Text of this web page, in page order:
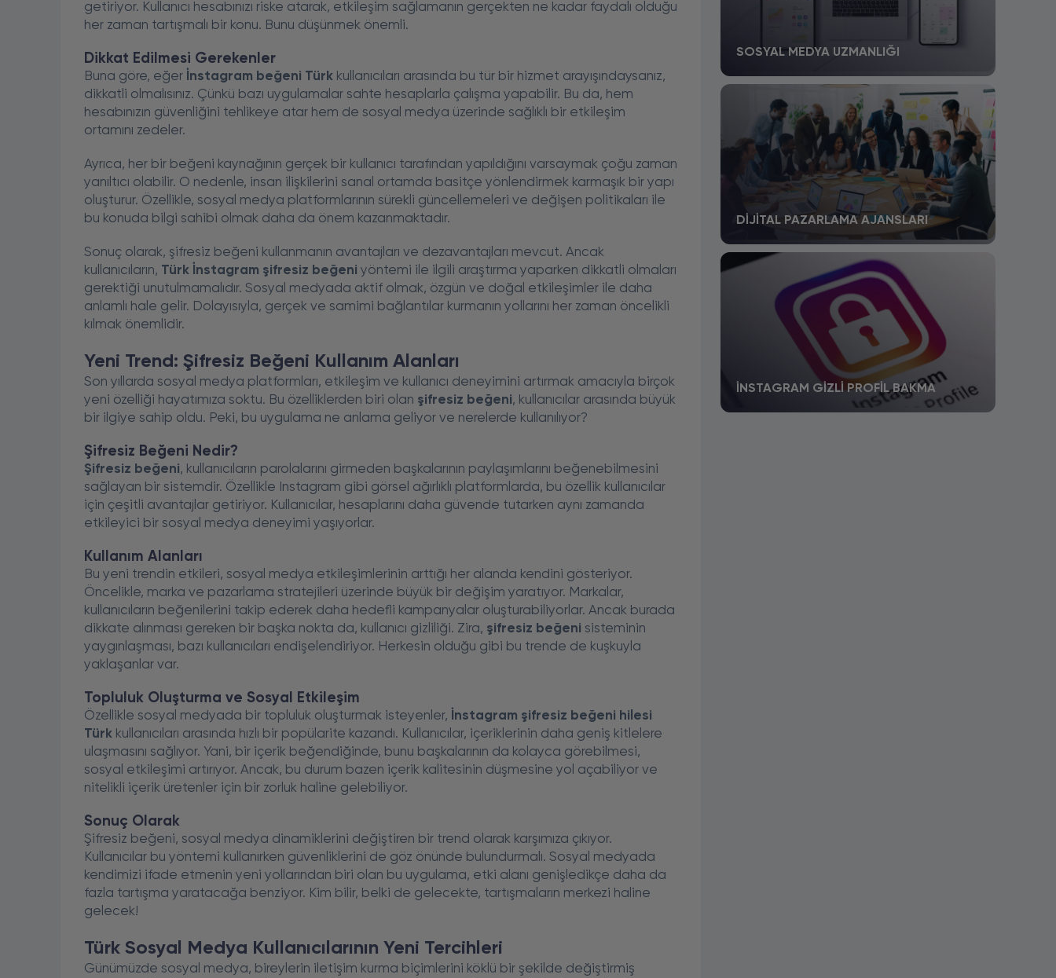
getiriyor. Kullanıcı hesabınızı riske atarak, etkileşim sağlamanın gerçekten ne kadar faydalı olduğu
her zaman tartışmalı bir konu. Bunu düşünmek önemli.
Dikkat Edilmesi Gerekenler
Buna göre, eğer İnstagram beğeni Türk kullanıcıları arasında bu tür bir hizmet arayışındaysanız,
dikkatli olmalısınız. Çünkü bazı uygulamalar sahte hesaplarla çalışma yapabilir. Bu da, hem
hesabınızın güvenliğini tehlikeye atar hem de sosyal medya üzerinde sağlıklı bir etkileşim
ortamını zedeler.
Ayrıca, her bir beğeni kaynağının gerçek bir kullanıcı tarafından yapıldığını varsaymak çoğu zaman
yanıltıcı olabilir. O nedenle, insan ilişkilerini sanal ortamda basitçe yönlendirmek karmaşık bir yapı
oluşturur. Özellikle, sosyal medya platformlarının sürekli güncellemeleri ve değişen politikaları ile
bu konuda bilgi sahibi olmak daha da önem kazanmaktadır.
Sonuç olarak, şifresiz beğeni kullanmanın avantajları ve dezavantajları mevcut. Ancak
kullanıcıların, Türk İnstagram şifresiz beğeni yöntemi ile ilgili araştırma yaparken dikkatli olmaları
gerektiği unutulmamalıdır. Sosyal medyada aktif olmak, özgün ve doğal etkileşimler ile daha
anlamlı hale gelir. Dolayısıyla, gerçek ve samimi bağlantılar kurmanın yollarını her zaman öncelikli
kılmak önemlidir.
Yeni Trend: Şifresiz Beğeni Kullanım Alanları
Son yıllarda sosyal medya platformları, etkileşim ve kullanıcı deneyimini artırmak amacıyla birçok
yeni özelliği hayatımıza soktu. Bu özelliklerden biri olan şifresiz beğeni, kullanıcılar arasında büyük
bir ilgiye sahip oldu. Peki, bu uygulama ne anlama geliyor ve nerelerde kullanılıyor?
Şifresiz Beğeni Nedir?
Şifresiz beğeni, kullanıcıların parolalarını girmeden başkalarının paylaşımlarını beğenebilmesini
sağlayan bir sistemdir. Özellikle Instagram gibi görsel ağırlıklı platformlarda, bu özellik kullanıcılar
için çeşitli avantajlar getiriyor. Kullanıcılar, hesaplarını daha güvende tutarken aynı zamanda
etkileyici bir sosyal medya deneyimi yaşıyorlar.
Kullanım Alanları
Bu yeni trendin etkileri, sosyal medya etkileşimlerinin arttığı her alanda kendini gösteriyor.
Öncelikle, marka ve pazarlama stratejileri üzerinde büyük bir değişim yaratıyor. Markalar,
kullanıcıların beğenilerini takip ederek daha hedefli kampanyalar oluşturabiliyorlar. Ancak burada
dikkate alınması gereken bir başka nokta da, kullanıcı gizliliği. Zira, şifresiz beğeni sisteminin
yaygınlaşması, bazı kullanıcıları endişelendiriyor. Herkesin olduğu gibi bu trende de kuşkuyla
yaklaşanlar var.
Topluluk Oluşturma ve Sosyal Etkileşim
Özellikle sosyal medyada bir topluluk oluşturmak isteyenler, İnstagram şifresiz beğeni hilesi
Türk kullanıcıları arasında hızlı bir popülarite kazandı. Kullanıcılar, içeriklerinin daha geniş kitlelere
ulaşmasını sağlıyor. Yani, bir içerik beğendiğinde, bunu başkalarının da kolayca görebilmesi,
sosyal etkileşimi artırıyor. Ancak, bu durum bazen içerik kalitesinin düşmesine yol açabiliyor ve
nitelikli içerik üretenler için bir zorluk haline gelebiliyor.
Sonuç Olarak
Şifresiz beğeni, sosyal medya dinamiklerini değiştiren bir trend olarak karşımıza çıkıyor.
Kullanıcılar bu yöntemi kullanırken güvenliklerini de göz önünde bulundurmalı. Sosyal medyada
kendimizi ifade etmenin yeni yollarından biri olan bu uygulama, etki alanı genişledikçe daha da
fazla tartışma yaratacağa benziyor. Kim bilir, belki de gelecekte, tartışmaların merkezi haline
gelecek!
Türk Sosyal Medya Kullanıcılarının Yeni Tercihleri
Günümüzde sosyal medya, bireylerin iletişim kurma biçimlerini köklü bir şekilde değiştirmiş
SOSYAL MEDYA UZMANLIĞI
DIJITAL PAZARLAMA AJANSLARI
İNSTAGRAM GIZLI PROFIL BAKMA